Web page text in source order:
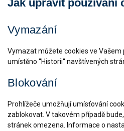
Jak upravit používání
Vymazání
Vymazat můžete cookies ve Vašem
umístěno “Historii“ navštívených
Blokování
Prohlížeče umožňují umísťování
zablokovat. V takovém případě
stránek omezena. Informace o